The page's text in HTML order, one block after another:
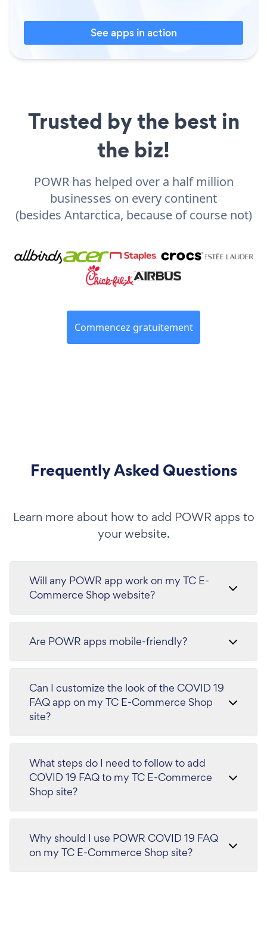
See apps in action
Trusted by the best in
the biz!
POWR has helped over a half million
businesses on every continent
(besides Antarctica, because of course not)
Commencez gratuitement
Frequently Asked Questions
Learn more about how to add POWR apps to
your website.
Will any POWR app work on my TC E-
Commerce Shop website?
Are POWR apps mobile-friendly?
Can I customize the look of the COVID 19
FAQ app on my TC E-Commerce Shop
site?
What steps do I need to follow to add
COVID 19 FAQ to my TC E-Commerce
Shop site?
Why should I use POWR COVID 19 FAQ
on my TC E-Commerce Shop site?